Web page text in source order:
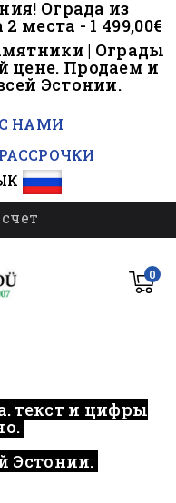
Ограда из
места - 1 499,00€
| Ограды
цене. Продаем и
Эстонии.
НАМИ
0
текст и цифры
Эстонии.